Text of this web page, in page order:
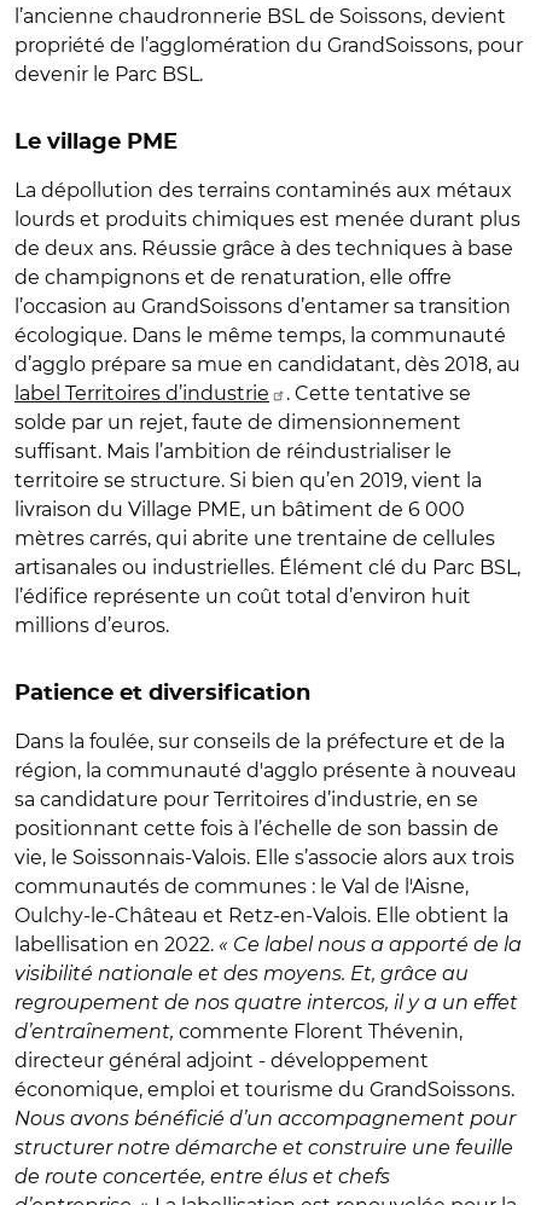
l’ancienne chaudronnerie BSL de Soissons, devient
propriété de l’agglomération du GrandSoissons, pour
devenir le Parc BSL.
Le village PME
La dépollution des terrains contaminés aux métaux
lourds et produits chimiques est menée durant plus
de deux ans. Réussie grâce à des techniques à base
de champignons et de renaturation, elle offre
l’occasion au GrandSoissons d’entamer sa transition
écologique. Dans le même temps, la communauté
d’agglo prépare sa mue en candidatant, dès 2018, au
label Territoires d’industrie
. Cette tentative se
solde par un rejet, faute de dimensionnement
suffisant. Mais l’ambition de réindustrialiser le
territoire se structure. Si bien qu’en 2019, vient la
livraison du Village PME, un bâtiment de 6 000
mètres carrés, qui abrite une trentaine de cellules
artisanales ou industrielles. Élément clé du Parc BSL,
l’édifice représente un coût total d’environ huit
millions d’euros.
Patience et diversification
Dans la foulée, sur conseils de la préfecture et de la
région, la communauté d'agglo présente à nouveau
sa candidature pour Territoires d’industrie, en se
positionnant cette fois à l’échelle de son bassin de
vie, le Soissonnais-Valois. Elle s’associe alors aux trois
communautés de communes : le Val de l'Aisne,
Oulchy-le-Château et Retz-en-Valois. Elle obtient la
labellisation en 2022. « Ce label nous a apporté de la
visibilité nationale et des moyens. Et, grâce au
regroupement de nos quatre intercos, il y a un effet
d’entraînement, commente Florent Thévenin,
directeur général adjoint - développement
économique, emploi et tourisme du GrandSoissons.
Nous avons bénéficié d’un accompagnement pour
structurer notre démarche et construire une feuille
de route concertée, entre élus et chefs